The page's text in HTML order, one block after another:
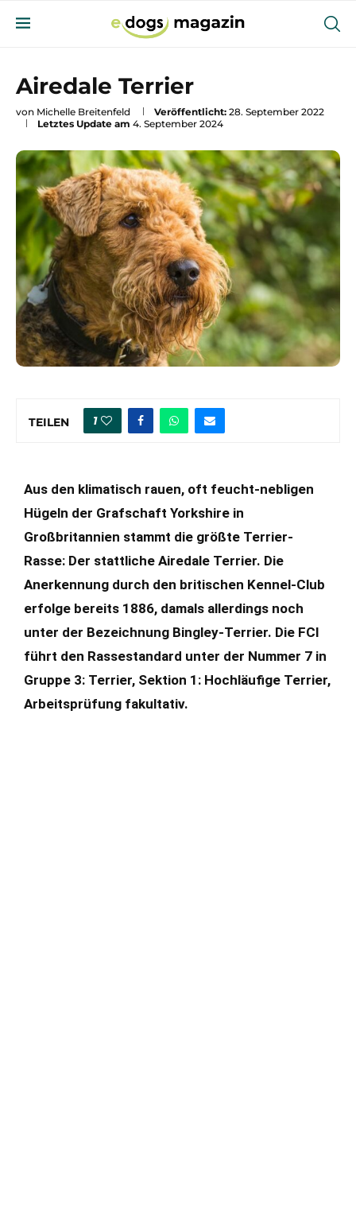
Airedale Terrier
von Michelle Breitenfeld Veröffentlicht: 28. September 2022
Letztes Update am 4. September 2024
TEILEN 1
Aus den klimatisch rauen, oft feucht-nebligen
Hügeln der Grafschaft Yorkshire in
Großbritannien stammt die größte Terrier-
Rasse: Der stattliche Airedale Terrier. Die
Anerkennung durch den britischen Kennel-Club
erfolge bereits 1886, damals allerdings noch
unter der Bezeichnung Bingley-Terrier. Die FCI
führt den Rassestandard unter der Nummer 7 in
Gruppe 3: Terrier, Sektion 1: Hochläufige Terrier,
Arbeitsprüfung fakultativ.